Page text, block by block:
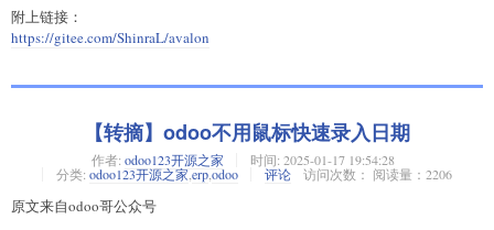
附上链接：
https://gitee.com/ShinraL/avalon
【转摘】odoo不用鼠标快速录入日期
作者: odoo123开源之家 时间: 2025-01-17 19:54:28
分类: odoo123开源之家,erp,odoo 评论 访问次数： 阅读量：2206
原文来自odoo哥公众号